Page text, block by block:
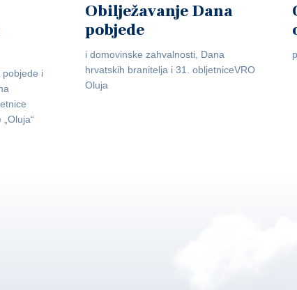
pobjede i
Obilježavanje Dana
pobjede
i domovinske zahvalnosti, Dana
hrvatskih branitelja i 31. obljetniceVRO
Oluja